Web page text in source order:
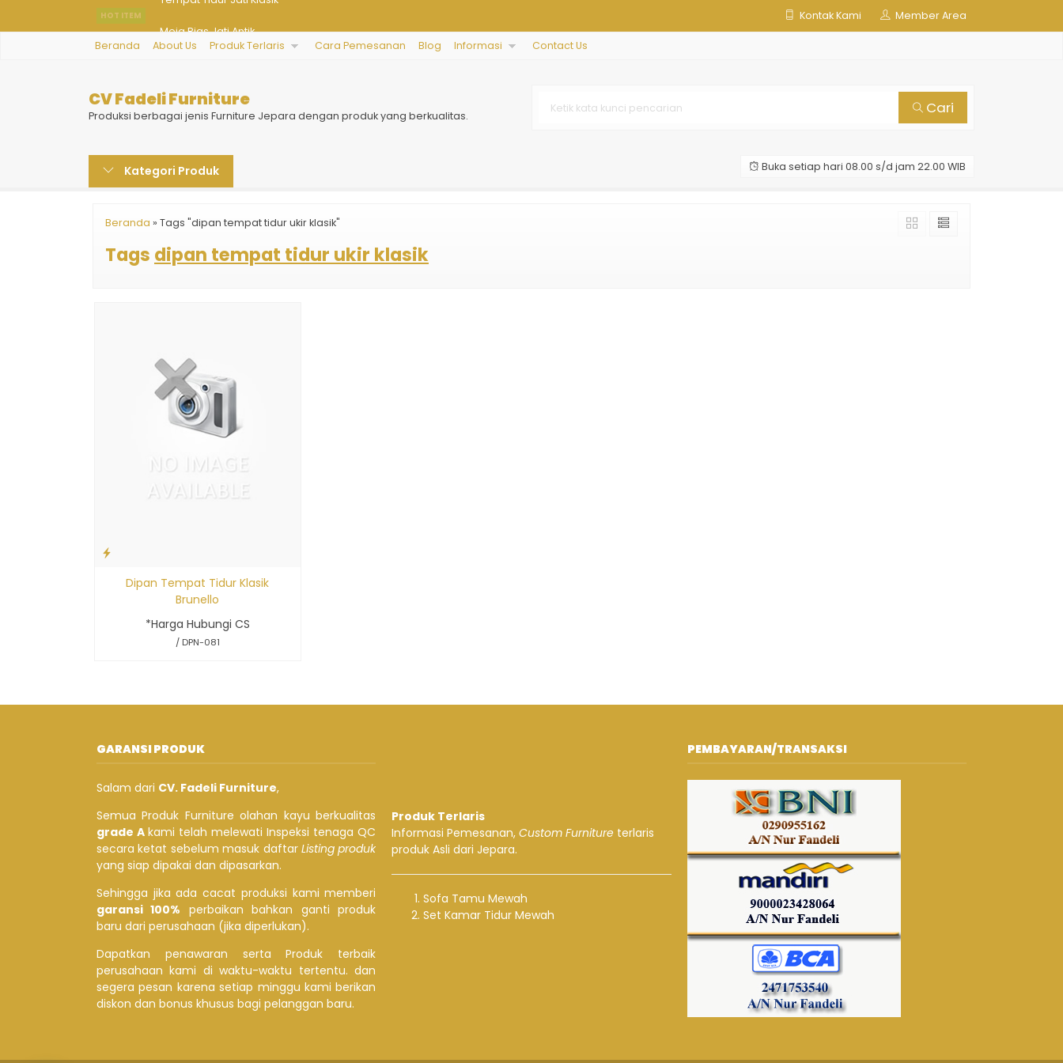
HOT ITEM
Sofa Tamu Mewah Gradensa
Dipan Jepara Model Arabian Style
Kamar Set Minimalis Mewah
Kontak Kami Member Area
Beranda About Us Produk Terlaris Cara Pemesanan Blog Informasi Contact Us
CV Fadeli Furniture
Produksi berbagai jenis Furniture Jepara dengan produk yang berkualitas. Cari
Kategori Produk Buka setiap hari 08.00 s/d jam 22.00 WIB
Beranda » Tags "dipan tempat tidur ukir klasik"
Tags dipan tempat tidur ukir klasik
Dipan Tempat Tidur Klasik
Brunello
*Harga Hubungi CS
/ DPN-081
GARANSI PRODUK
Salam dari CV. Fadeli Furniture,
Semua Produk Furniture olahan kayu berkualitas
grade Akami telah melewati Inspeksi tenaga QC
secara ketat sebelum masuk daftar Listing produk
yang siap dipakai dan dipasarkan.
Sehingga jika ada cacat produksi kami memberi
garansi 100% perbaikan bahkan ganti produk
baru dari perusahaan (jika diperlukan).
Dapatkan penawaran serta Produk terbaik
perusahaan kami di waktu-waktu tertentu. dan
segera pesan karena setiap minggu kami berikan
diskon dan bonus khusus bagi pelanggan baru.
Produk Terlaris
Informasi Pemesanan,Custom Furniture terlaris
produk Asli dari Jepara.
Sofa Tamu Mewah
Set Kamar Tidur Mewah
PEMBAYARAN/TRANSAKSI